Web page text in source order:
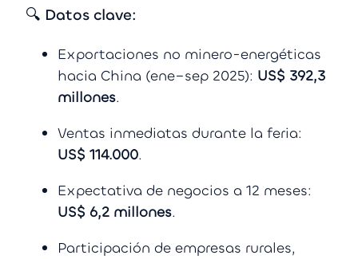
🔍 Datos clave:
Exportaciones no minero-energéticas
hacia China (ene–sep 2025): US$ 392,3
millones.
Ventas inmediatas durante la feria:
US$ 114.000.
Expectativa de negocios a 12 meses:
US$ 6,2 millones.
Participación de empresas rurales,